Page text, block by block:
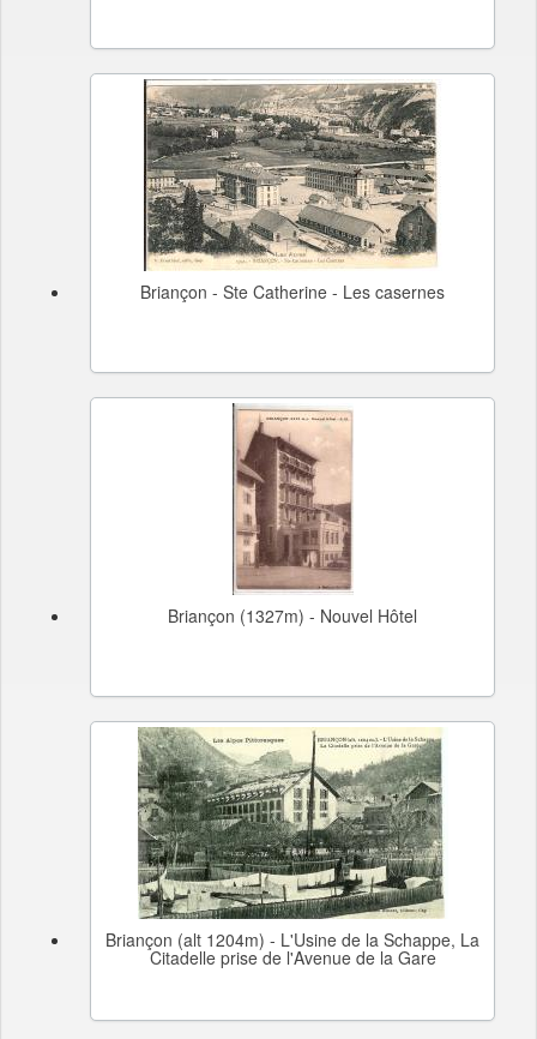
Briançon - Ste Catherine - Les casernes
Briançon (1327m) - Nouvel Hôtel
Briançon (alt 1204m) - L'Usine de la Schappe, La
Citadelle prise de l'Avenue de la Gare